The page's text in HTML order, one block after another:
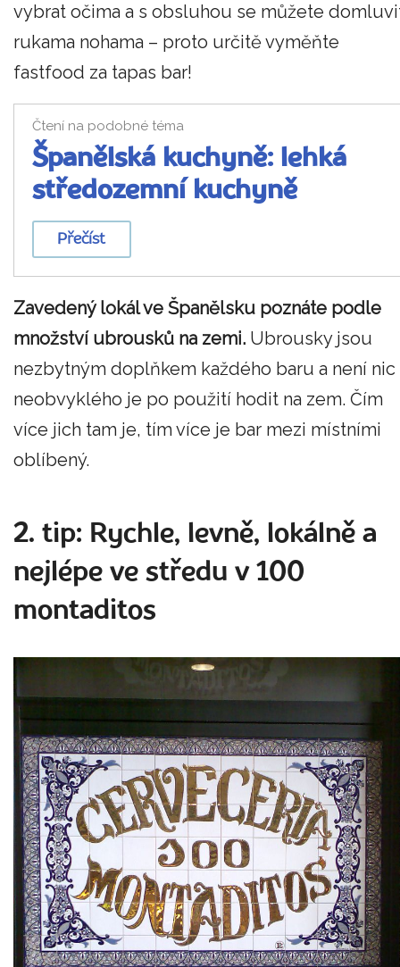
vybrat očima a s obsluhou se můžete
rukama nohama – proto určitě vyměňte
fastfood za tapas bar!
Čtení na podobné téma
Španělská kuchyně: lehká
středozemní kuchyně
Přečíst
Zavedený lokál ve Španělsku poznáte podle
množství ubrousků na zemi. Ubrousky jsou
nezbytným doplňkem každého baru a není nic
neobvyklého je po použití hodit na zem. Čím
více jich tam je, tím více je bar mezi místními
oblíbený.
2. tip: Rychle, levně, lokálně a
nejlépe ve středu v 100
montaditos